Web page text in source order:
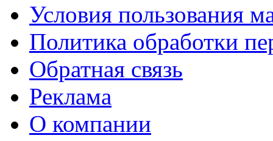
Условия пользования
Политика обработки
Обратная связь
Реклама
О компании